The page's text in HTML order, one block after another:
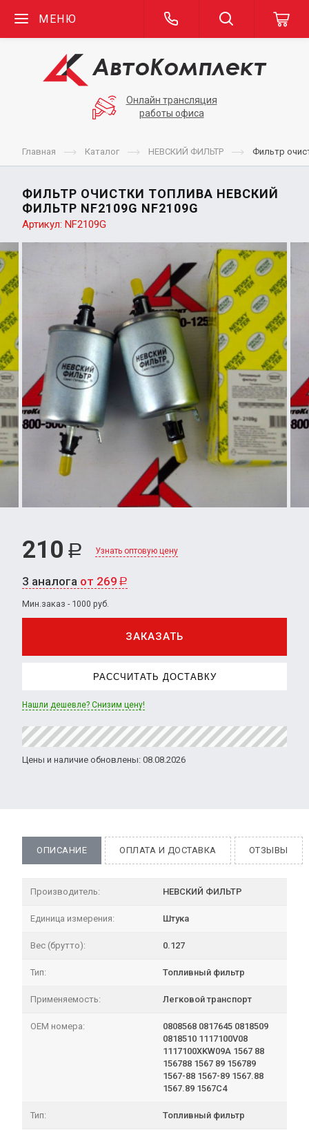
МЕНЮ
Онлайн трансляция
работы офиса
Главная Каталог НЕВСКИЙ ФИЛЬТР Фильтр
ФИЛЬТР ОЧИСТКИ ТОПЛИВА НЕВСКИЙ
ФИЛЬТР NF2109G NF2109G
Артикул: NF2109G
210 Р Узнать оптовую цену
3 аналога от 269 Р
Мин.заказ - 1000 руб.
ЗАКАЗАТЬ
РАССЧИТАТЬ ДОСТАВКУ
Нашли дешевле? Снизим цену!
Цены и наличие обновлены: 08.08.2026
ОПИСАНИЕ ОПЛАТА И ДОСТАВКА ОТЗЫВЫ
Производитель: НЕВСКИЙ ФИЛЬТР
Единица измерения: Штука
Вес (брутто): 0.127
Тип: Топливный фильтр
Применяемость: Легковой транспорт
OEM номера:
0808568 0817645 0818509
0818510 1117100V08
1117100XKW09A 1567 88
156788 1567 89 156789
1567-88 1567-89 1567.88
1567.89 1567C4
Тип: Топливный фильтр